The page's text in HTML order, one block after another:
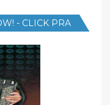
- CLICK PRA